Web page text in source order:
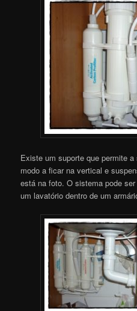
Existe um suporte que permite
modo a ficar na vertical e
está na foto. O sistema pode
um lavatório dentro de um